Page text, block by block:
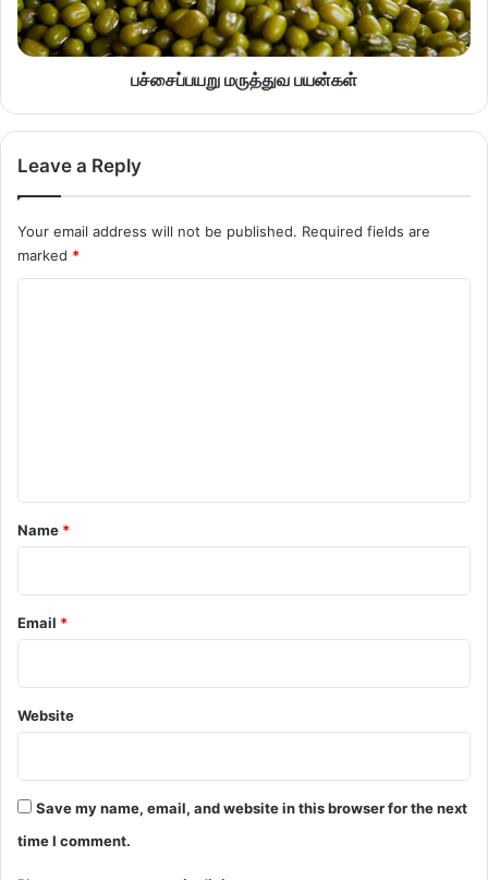
பச்சைப்பயறு மருத்துவ பயன்கள்
Leave a Reply
Your email address will not be published. Required fields are
marked *
*
Name *
Email *
Website
Save my name, email, and website in this browser for the next
time I comment.